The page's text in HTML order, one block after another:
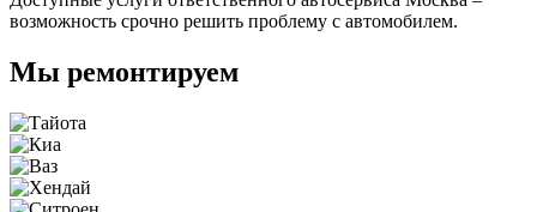
возможность срочно решить проблему с автомобилем.
Мы ремонтируем